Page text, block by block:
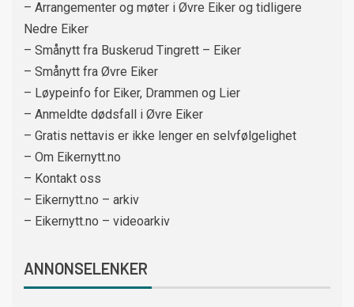
– Arrangementer og møter i Øvre Eiker og tidligere
Nedre Eiker
– Smånytt fra Buskerud Tingrett – Eiker
– Smånytt fra Øvre Eiker
– Løypeinfo for Eiker, Drammen og Lier
– Anmeldte dødsfall i Øvre Eiker
– Gratis nettavis er ikke lenger en selvfølgelighet
– Om Eikernytt.no
– Kontakt oss
– Eikernytt.no – arkiv
– Eikernytt.no – videoarkiv
ANNONSELENKER